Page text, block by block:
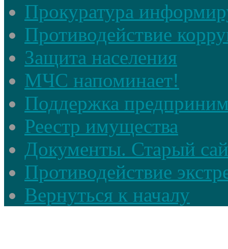
Прокуратура
Противодействие
Защита населения
МЧС напоминает!
Поддержка
Реестр имущества
Документы. Старый
Противодействие
Вернуться к началу